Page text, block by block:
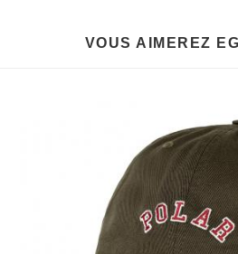
VOUS AIMEREZ